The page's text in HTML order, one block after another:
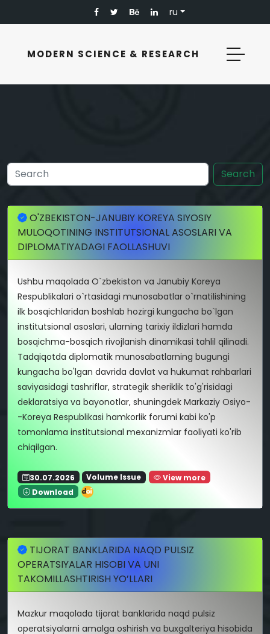
ru
MODERN SCIENCE & RESEARCH
Search
O'ZBEKISTON-JANUBIY KOREYA SIYOSIY
MULOQOTINING INSTITUTSIONAL ASOSLARI VA
DIPLOMATIYADAGI FAOLLASHUVI
Ushbu maqolada O`zbekiston va Janubiy Koreya
Respublikalari o`rtasidagi munosabatlar o`rnatilishining
ilk bosqichlaridan boshlab hozirgi kungacha bo`lgan
institutsional asoslari, ularning tarixiy ildizlari hamda
bosqichma-bosqich rivojlanish dinamikasi tahlil qilinadi.
Tadqiqotda diplomatik munosabatlarning bugungi
kungacha bo'lgan davrida davlat va hukumat rahbarlari
saviyasidagi tashriflar, strategik sheriklik to'g'risidagi
deklaratsiya va bayonotlar, shuningdek Markaziy Osiyo-
-Koreya Respublikasi hamkorlik forumi kabi ko'p
tomonlama institutsional mexanizmlar faoliyati ko'rib
chiqilgan.
30.07.2026 Volume Issue
View more
Download
TIJORAT BANKLARIDA NAQD PULSIZ
OPERATSIYALAR HISOBI VA UNI
TAKOMILLASHTIRISH YO’LLARI
Mazkur maqolada tijorat banklarida naqd pulsiz
operatsiyalarni amalga oshirish va buxgalteriya hisobida